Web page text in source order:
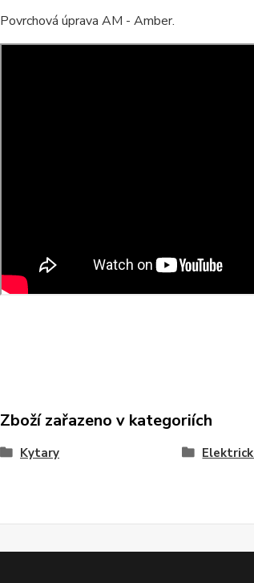
Povrchová úprava AM - Amber.
Zboží zařazeno v kategoriích
Kytary